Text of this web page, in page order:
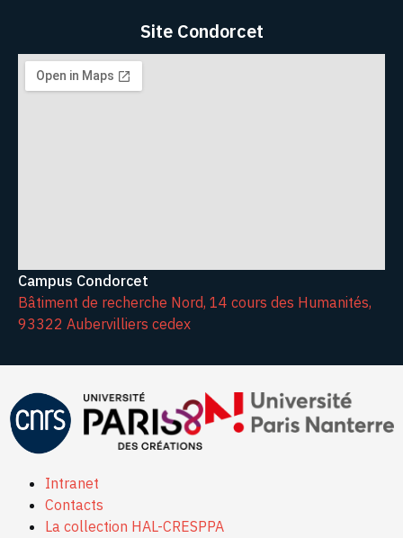
Site Condorcet
Campus Condorcet
Bâtiment de recherche Nord, 14 cours des Humanités,
93322 Aubervilliers cedex
Intranet
Contacts
La collection HAL-CRESPPA